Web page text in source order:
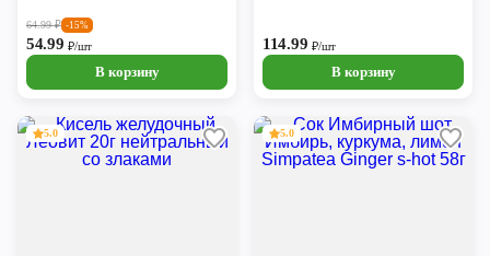
64.99₽ -15%
54.99₽/шт
В корзину
114.99 ₽/шт
В корзину
5.0 5.0